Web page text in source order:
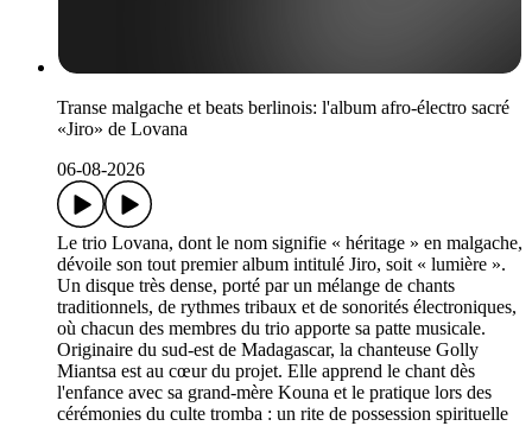
Transe malgache et beats berlinois: l'album afro-électro sacré
«Jiro» de Lovana
06-08-2026
Le trio Lovana, dont le nom signifie « héritage » en malgache,
dévoile son tout premier album intitulé Jiro, soit « lumière ».
Un disque très dense, porté par un mélange de chants
traditionnels, de rythmes tribaux et de sonorités électroniques,
où chacun des membres du trio apporte sa patte musicale.
Originaire du sud-est de Madagascar, la chanteuse Golly
Miantsa est au cœur du projet. Elle apprend le chant dès
l'enfance avec sa grand-mère Kouna et le pratique lors des
cérémonies du culte tromba : un rite de possession spirituelle